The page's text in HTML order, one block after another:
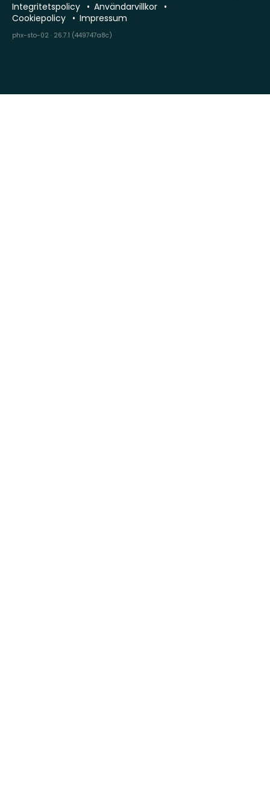
Integritetspolicy
Användarvillkor
Cookiepolicy
Impressum
phx-sto-02 · 26.7.1 (449747a8c)